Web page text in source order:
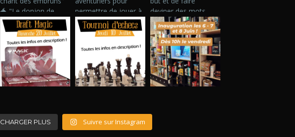
CHARGER PLUS Suivre sur Instagram